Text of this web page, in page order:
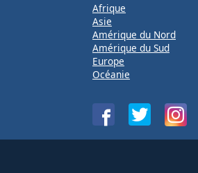
Afrique
Asie
Amérique du Nord
Amérique du Sud
Europe
Océanie